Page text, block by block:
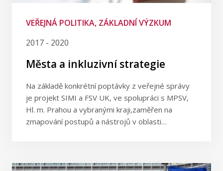
VEŘEJNÁ POLITIKA, ZÁKLADNÍ VÝZKUM
2017 - 2020
Města a inkluzivní strategie
Na základě konkrétní poptávky z veřejné správy
je projekt SIMI a FSV UK, ve spolupráci s MPSV,
Hl. m. Prahou a vybranými kraji,zaměřen na
zmapování postupů a nástrojů v oblasti…